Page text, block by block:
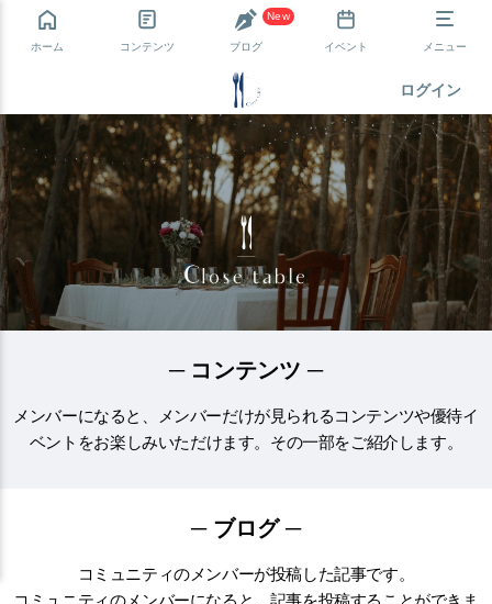
ホーム コンテンツ
New
ブログ イベント メニュー
ログイン
─ コンテンツ ─
メンバーになると、 メンバーだけが見られるコンテンツや優待イ
ベント をお楽しみいただけます。その一部をご紹介します。
─ ブログ ─
コミュニティのメンバーが投稿した記事です。